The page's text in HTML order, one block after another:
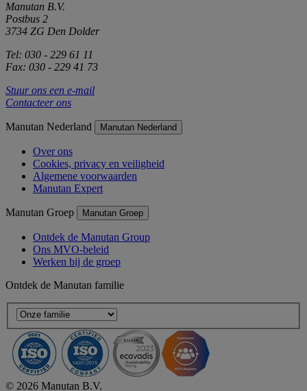
Manutan B.V.
Postbus 2
3734 ZG Den Dolder
Tel: 030 - 229 61 11
Fax: 030 - 229 41 73
Stuur ons een e-mail
Contacteer ons
Manutan Nederland Manutan Nederland
Over ons
Cookies, privacy en veiligheid
Algemene voorwaarden
Manutan Expert
Manutan Groep Manutan Groep
Ontdek de Manutan Group
Ons MVO-beleid
Werken bij de groep
Ontdek de Manutan familie
© 2026 Manutan B.V.